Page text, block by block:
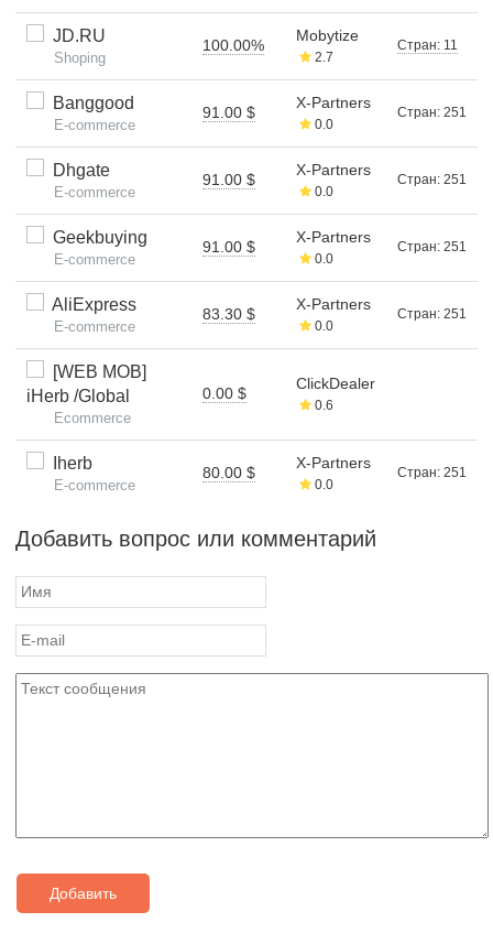
JD.RU
Shoping
100.00%
Mobytize
2.7
Стран: 11
Banggood
E-commerce
91.00 $
X-Partners
0.0
Стран: 251
Dhgate
E-commerce
91.00 $
X-Partners
0.0
Стран: 251
Geekbuying
E-commerce
91.00 $
X-Partners
0.0
Стран: 251
AliExpress
E-commerce
83.30 $
X-Partners
0.0
Стран: 251
[WEB MOB]
iHerb /Global
Ecommerce
0.00 $
ClickDealer
0.6
Iherb
E-commerce
80.00 $
X-Partners
0.0
Стран: 251
Добавить вопрос или комментарий
Добавить